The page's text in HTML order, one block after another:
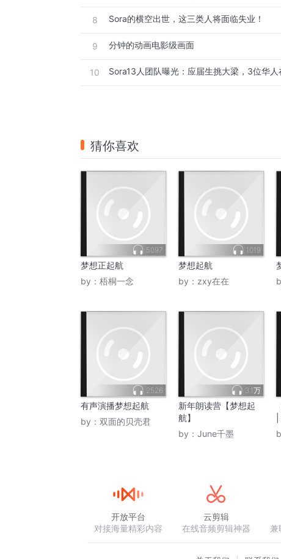
8 Sora的横空出世，这三类人将面临失业！
9 分钟的动画电影级画面
10
猜你喜欢
5097
梦想正起航
by： 梧桐一念
1019
梦想起航
by： zxy在在
2526
有声演播梦想起航
by： 双面的贝壳君
3.1万
新年朗读营【梦想起
航】
by： June千墨
开放平台
对接海量精彩内容
云剪辑
在线音频剪辑神器
兼